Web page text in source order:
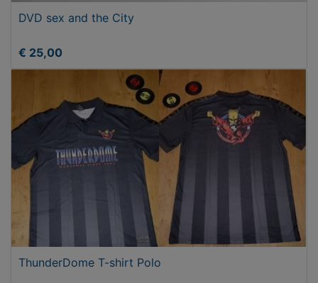
DVD sex and the City
€ 25,00
ThunderDome T-shirt Polo